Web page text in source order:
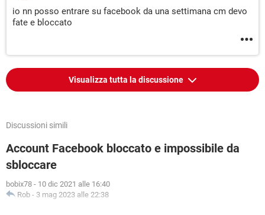
io nn posso entrare su facebook da una settimana cm devo
fate e bloccato
Visualizza tutta la discussione
Discussioni simili
Account Facebook bloccato e impossibile da
sbloccare
bobix78 - 10 dic 2021 alle 16:40
Rob - 3 mag 2023 alle 22:38